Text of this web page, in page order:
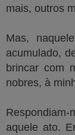
mais, outros
Mas,
acumulado,
brincar com
nobres, à
aquele ato.